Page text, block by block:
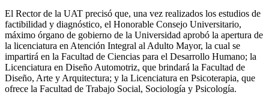
El Rector de la UAT precisó que, una vez realizados los estudios de
factibilidad y diagnóstico, el Honorable Consejo Universitario,
máximo órgano de gobierno de la Universidad aprobó la apertura de
la licenciatura en Atención Integral al Adulto Mayor, la cual se
impartirá en la Facultad de Ciencias para el Desarrollo Humano; la
Licenciatura en Diseño Automotriz, que brindará la Facultad de
Diseño, Arte y Arquitectura; y la Licenciatura en Psicoterapia, que
ofrece la Facultad de Trabajo Social, Sociología y Psicología.